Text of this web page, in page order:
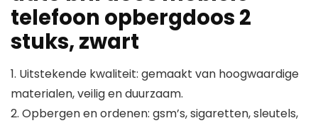
telefoon opbergdoos 2
stuks, zwart
1. Uitstekende kwaliteit: gemaakt van hoogwaardige
materialen, veilig en duurzaam.
2. Opbergen en ordenen: gsm’s, sigaretten, sleutels,